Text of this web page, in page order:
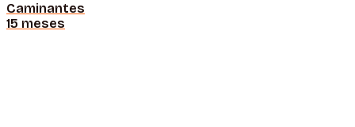
Caminantes
15 meses